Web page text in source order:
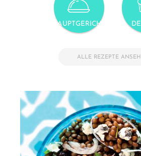
HAUPTGERICHT
ALLE REZEPTE